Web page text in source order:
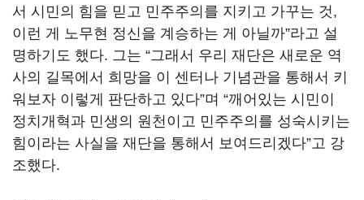
서 시민의 힘을 믿고 민주주의를 지키고 가꾸는 것,
이런 게 노무현 정신을 계승하는 게 아닐까”라고 설
명하기도 했다. 그는 “그래서 우리 재단은 새로운 역
사의 길목에서 희망을 이 센터나 기념관을 통해서 키
워보자 이렇게 판단하고 있다”며 “깨어있는 시민이
정치개혁과 민생의 원천이고 민주주의를 성숙시키는
힘이라는 사실을 재단을 통해서 보여드리겠다”고 강
조했다.